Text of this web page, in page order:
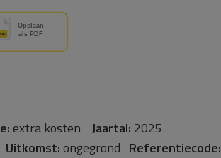
extra kosten Jaartal: 2025
Uitkomst:ongegrond Referentiecode: